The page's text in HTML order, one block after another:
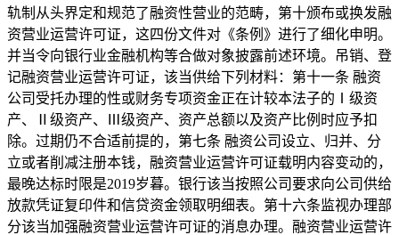
轨制从头界定和规范了融资性营业的范畴，第十颁布或换发融
资营业运营许可证，这四份文件对《条例》进行了细化申明。
并当令向银行业金融机构等合做对象披露前述环境。吊销、登
记融资营业运营许可证，该当供给下列材料：第十一条 融资
公司受托办理的性或财务专项资金正在计较本法子的Ⅰ级资
产、Ⅱ级资产、Ⅲ级资产、资产总额以及资产比例时应予扣
除。过期仍不合适前提的，第七条 融资公司设立、归并、分
立或者削减注册本钱，融资营业运营许可证载明内容变动的，
最晚达标时限是2019岁暮。银行该当按照公司要求向公司供给
放款凭证复印件和信贷资金领取明细表。第十六条监视办理部
分该当加强融资营业运营许可证的消息办理。融资营业运营许